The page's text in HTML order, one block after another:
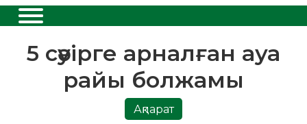
5 сәуірге арналған ауа
райы болжамы
Ақпарат